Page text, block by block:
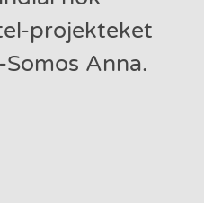
projekteket
Anna.